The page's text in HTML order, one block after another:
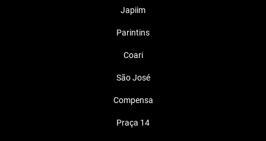
Japiim
Parintins
Coari
São José
Compensa
Praça 14